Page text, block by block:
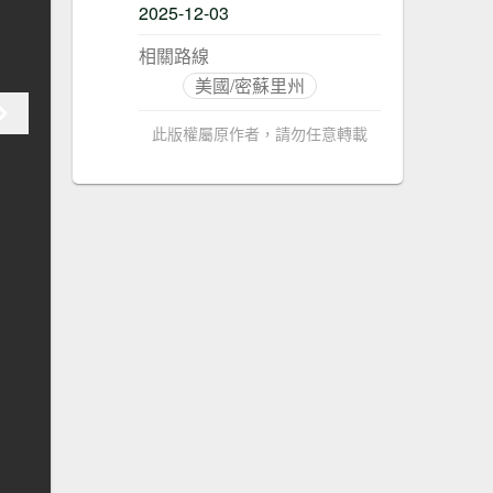
2025-12-03
相關路線
美國/密蘇里州
此版權屬原作者，請勿任意轉載